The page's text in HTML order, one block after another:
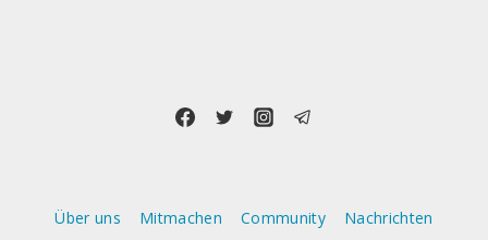
Über uns Mitmachen Community
Nachrichten